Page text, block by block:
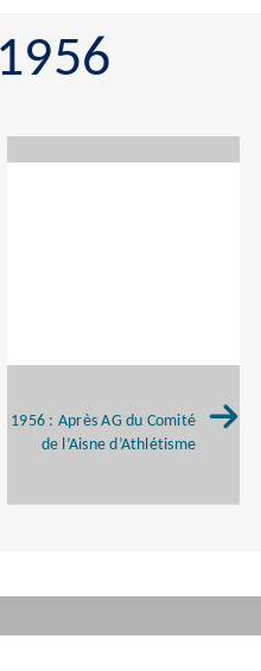
1956 : Après AG du Comité
de l’Aisne d’Athlétisme